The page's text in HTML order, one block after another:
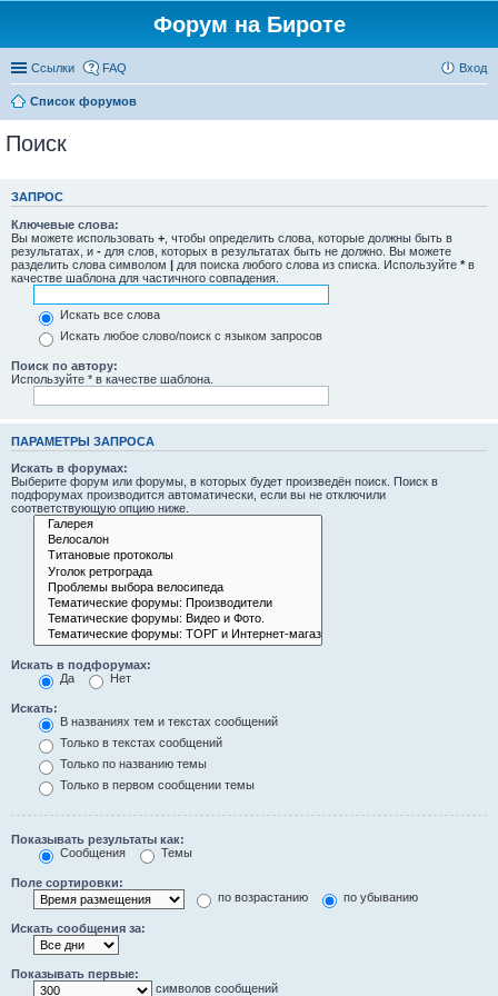
Форум на Бироте
Ссылки FAQ Вход
Список форумов
Поиск
ЗАПРОС
Ключевые слова:
Вы можете использовать + , чтобы определить слова, которые должны быть в
результатах, и - для слов, которых в результатах быть не должно. Вы можете
разделить слова символом | для поиска любого слова из списка. Используйте * в
качестве шаблона для частичного совпадения.
Искать все слова
Искать любое слово/поиск с языком запросов
Поиск по автору:
Используйте * в качестве шаблона.
ПАРАМЕТРЫ ЗАПРОСА
Искать в форумах:
Выберите форум или форумы, в которых будет произведён поиск. Поиск в
подфорумах производится автоматически, если вы не отключили
соответствующую опцию ниже.
Искать в подфорумах:
Да
Нет
Искать:
В названиях тем и текстах сообщений
Только в текстах сообщений
Только по названию темы
Только в первом сообщении темы
Показывать результаты как:
Сообщения
Темы
Поле сортировки:
по возрастанию
по убыванию
Искать сообщения за:
Показывать первые:
символов сообщений